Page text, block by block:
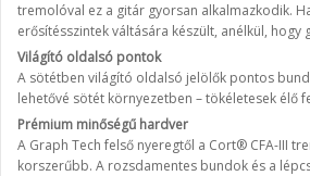
tremolóval ez a gitár gyorsan alkalmazkodik.
erősítésszintek váltására készült, anélkül, hogy
Világító oldalsó pontok
A sötétben világító oldalsó jelölők pontos
lehetővé sötét környezetben – tökéletesek élő
Prémium minőségű hardver
A Graph Tech felső nyeregtől a Cort® CFA-III
korszerűbb. A rozsdamentes bundok és a